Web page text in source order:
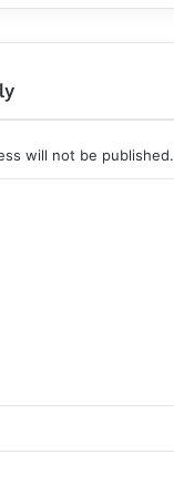
will not be published.